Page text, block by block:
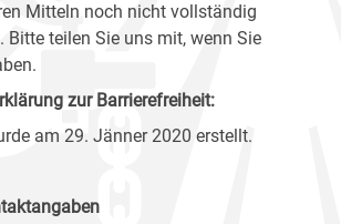
Mitteln noch nicht vollständig
Bitte teilen Sie uns mit, wenn Sie
zur Barrierefreiheit:
am 29. Jänner 2020 erstellt.